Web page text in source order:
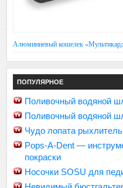
Алюминиевый кошелек
ПОПУЛЯРНОЕ
Поливочный водяной
Поливочный водяной
Чудо лопата
Pops-A-Dent —
покраски
Носочки SOSU для